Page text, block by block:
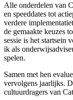
Alle onderdelen van
en speeddates tot
verdere
de gemaakte keuzes
sessie is het startsein
ik als
spelen.
Samen met hen
vervolgens jaarlijks.
cultuurdragers van